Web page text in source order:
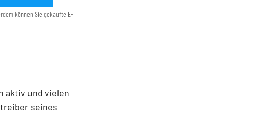
können Sie gekaufte E-
aktiv und vielen
seines